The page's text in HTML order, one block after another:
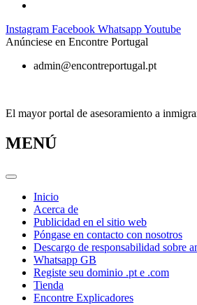
Ir
al
Instagram Facebook WhatsappYoutube
Anúnciese en Encontre Portugal
admin@encontreportugal.pt
El mayor portal de asesoramiento a
MENÚ
Inicio
Acerca de
Publicidad en el sitio web
Póngase en contacto con nosotros
Descargo de responsabilidad sobre
Whatsapp GB
Registe seu dominio .pt e .com
Tienda
Encontre Explicadores